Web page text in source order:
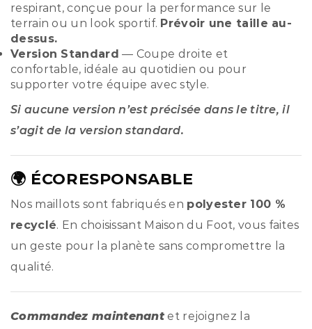
respirant, conçue pour la performance sur le
terrain ou un look sportif. Prévoir une taille au-
dessus.
Version Standard — Coupe droite et
confortable, idéale au quotidien ou pour
supporter votre équipe avec style.
Si aucune version n’est précisée dans le titre, il
s’agit de la version standard.
🌍 ÉCORESPONSABLE
Nos maillots sont fabriqués en polyester 100 %
recyclé. En choisissant Maison du Foot, vous faites
un geste pour la planète sans compromettre la
qualité.
Commandez maintenant et rejoignez la